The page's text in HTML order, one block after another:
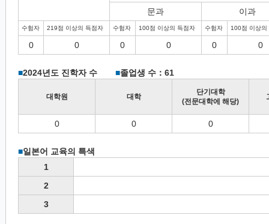
문과
이과
수험자 219점 이상의 득점자 수험자 100점 이상의 득점자 수험자 100점 이상의
0 0 0 0 0 0
■2024년도 진학자 수 ■졸업생 수：61
대학원 대학
단기대학
(전문대학에 해당)
0 0 0
■일본어 교육의 특색
1
2
3